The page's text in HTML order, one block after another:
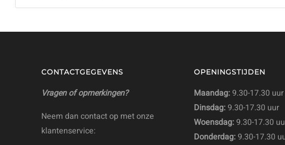
CONTACTGEGEVENS
Vragen of opmerkingen?
Neem dan contact op met onze
klantenservice:
OPENINGSTIJDEN
Maandag:9.30-17.30 uur
Dinsdag:9.30-17.30 uur
Woensdag:9.30-17.30
Donderdag:9.30-17.30